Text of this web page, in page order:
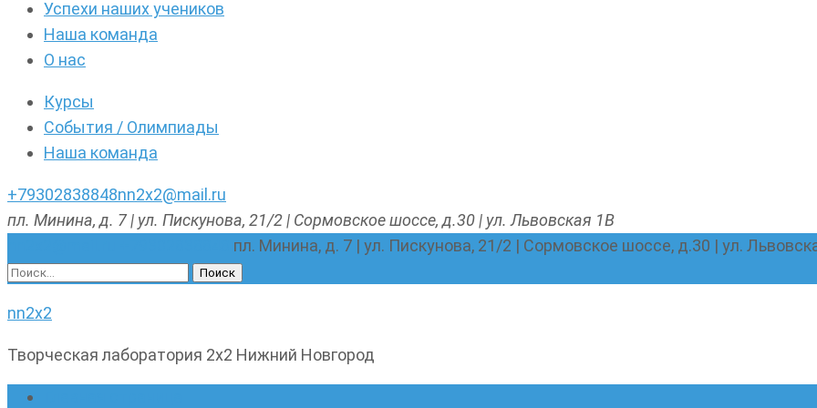
Успехи наших учеников
Наша команда
О нас
Курсы
События / Олимпиады
Наша команда
+79302838848nn2x2@mail.ru
пл. Минина, д. 7 | ул. Пискунова, 21/2 | Сормовское шоссе, д.30 | ул. Львовская 1В
пл. Минина, д. 7 | ул. Пискунова, 21/2 | Сормовское шоссе, д.30 | ул.
Найти:
nn2x2
Творческая лаборатория 2х2 Нижний Новгород